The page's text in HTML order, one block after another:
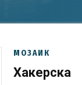
МОЗАИК
Хакерска